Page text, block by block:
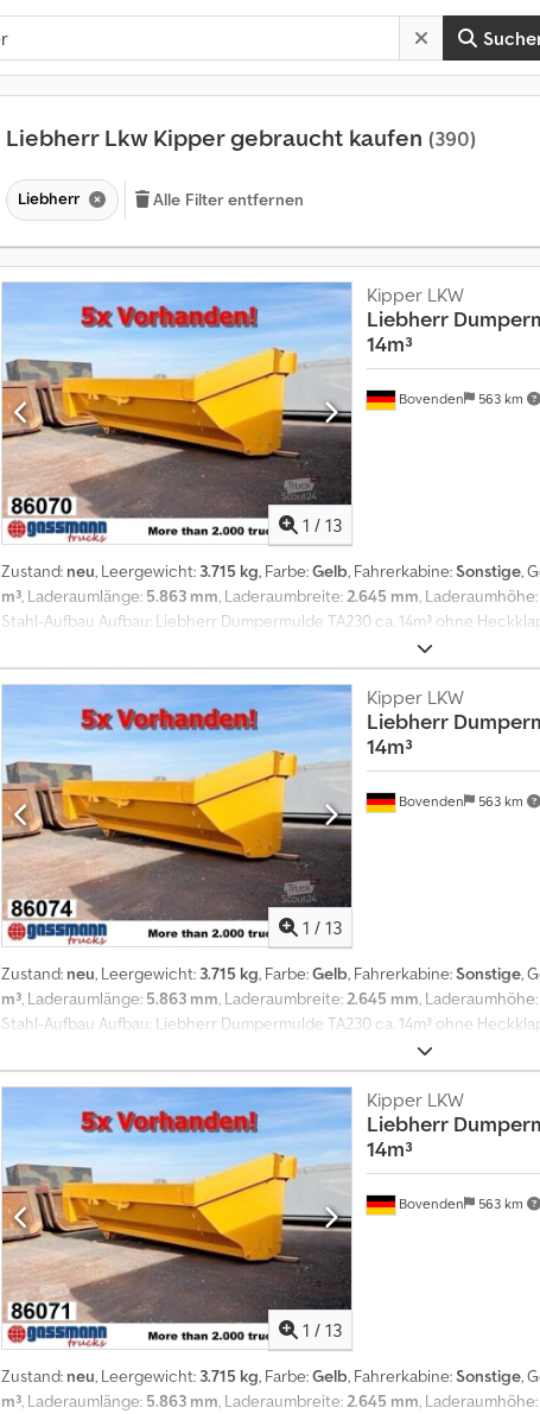
Liebherr Lkw Kipper gebraucht kaufen (390)
Liebherr Alle Filter entfernen
1 / 13
Bovenden 563 km
Kipper LKW
Liebherr
14m³
Zustand: neu, Leergewicht: 3.715 kg, Farbe:Gelb, Fahrerkabine:Sonstige,
m³, Laderaumlänge: 5.863 mm, Laderaumbreite:2.645 mm, Laderaumhöhe:
Stahl-Aufbau Aufbau: Liebherr Dumpermulde TA230 ca. 14m³ ohne
Dumpermulde aus Lagerbstenad für Liebherr TA230! Die Mulde hat
kann die Mulde ein max. Volumen von ca. 18m³ transportieren! Gewicht ca.
HECKKLAPPE! ZUBEHÖRANGABEN OHNE GEWÄHR, Änderungen,
1 / 13
Bovenden 563 km
Kipper LKW
Liebherr
14m³
Zustand: neu, Leergewicht: 3.715 kg, Farbe:Gelb, Fahrerkabine:Sonstige,
m³, Laderaumlänge: 5.863 mm, Laderaumbreite:2.645 mm, Laderaumhöhe:
Stahl-Aufbau Aufbau: Liebherr Dumpermulde TA230 ca. 14m³ ohne
Dumpermulde aus Lagerbstenad für Liebherr TA230! Die Mulde hat
kann die Mulde ein max. Volumen von ca. 18m³ transportieren! Gewicht ca.
Euj Amyok Alle Angaben ohne Gewähr da sich die Aufbauten im Zulauf
Änderungen, Zwischenverkauf und Irrtümer vorbehalten! - .
1 / 13
Bovenden 563 km
Kipper LKW
Liebherr
14m³
Zustand: neu, Leergewicht: 3.715 kg, Farbe:Gelb, Fahrerkabine:Sonstige,
m³, Laderaumlänge: 5.863 mm, Laderaumbreite:2.645 mm, Laderaumhöhe: